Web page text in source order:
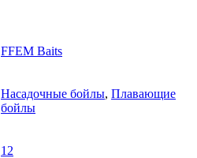
FFEM Baits
Насадочные бойлы, Плавающие
бойлы
12